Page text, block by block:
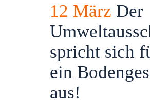
12 März Der
spricht sich
ein
aus!